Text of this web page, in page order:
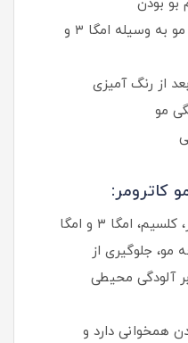
بو بودن
استحکام‌ بخشی به تارهای مو به‌ وسیله امگا ۳ و
از رنگ‌ آمیزی
مو
کاترومر:
روغن کنجد: سرشار از فسفر، کلسیم، امگا ۳ و امگا
جلوگیری از
آلودگی محیطی
همخوانی دارد و